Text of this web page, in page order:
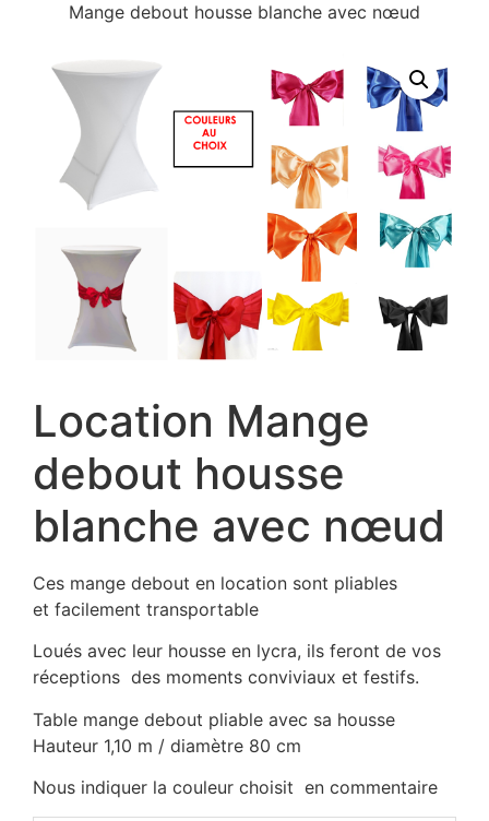
Mange debout housse blanche avec nœud
Location Mange
debout housse
blanche avec nœud
Ces mange debout en location sont pliables
et facilement transportable
Loués avec leur housse en lycra, ils feront de vos
réceptions des moments conviviaux et festifs.
Table mange debout pliable avec sa housse
Hauteur 1,10 m / diamètre 80 cm
Nous indiquer la couleur choisit en commentaire